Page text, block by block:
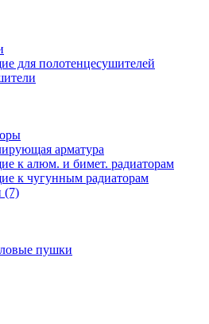
для полотенцесушителей
арматура
к алюм. и бимет. радиаторам
к чугунным радиаторам
(7)
пушки